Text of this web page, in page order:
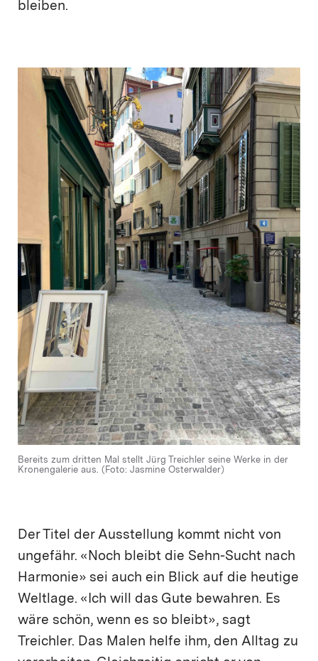
bleiben.
Bereits zum dritten Mal stellt Jürg Treichler seine Werke in der
Kronengalerie aus. (Foto: Jasmine Osterwalder)
Der Titel der Ausstellung kommt nicht von
ungefähr. «Noch bleibt die Sehn-Sucht nach
Harmonie» sei auch ein Blick auf die heutige
Weltlage. «Ich will das Gute bewahren. Es
wäre schön, wenn es so bleibt», sagt
Treichler. Das Malen helfe ihm, den Alltag zu